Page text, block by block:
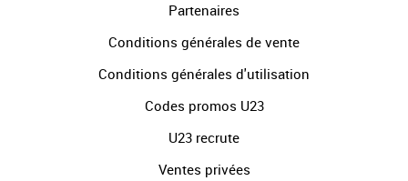
Partenaires
Conditions générales de vente
Conditions générales d'utilisation
Codes promos U23
U23 recrute
Ventes privées